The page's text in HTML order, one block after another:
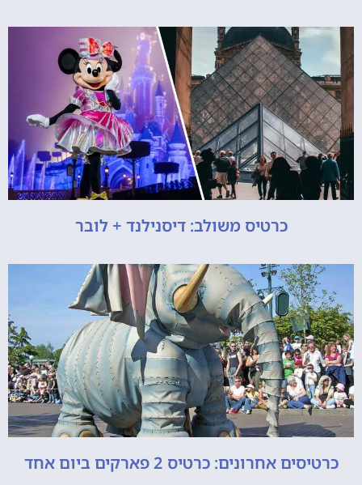
כרטיס משולב: דיסנילנד + לובר
כרטיסים אחרונים: כרטיס 2 פארקים ביום אחד